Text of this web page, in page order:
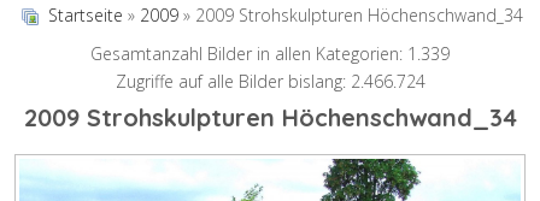
Startseite » 2009 » 2009 Strohskulpturen Höchenschwand_34
Gesamtanzahl Bilder in allen Kategorien: 1.339
Zugriffe auf alle Bilder bislang: 2.466.724
2009 Strohskulpturen Höchenschwand_34